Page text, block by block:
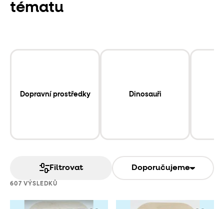
tématu
Dopravní prostředky Dinosauři
Filtrovat Doporučujeme
607 VÝSLEDKŮ